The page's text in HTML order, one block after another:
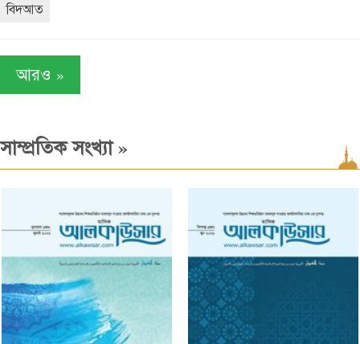
বিদআত
আরও »
সাম্প্রতিক সংখ্যা»